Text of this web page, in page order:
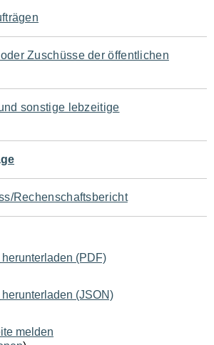
Zuschüsse der öffentlichen
sonstige lebzeitige
Rechenschaftsbericht
(PDF)
(JSON)
melden